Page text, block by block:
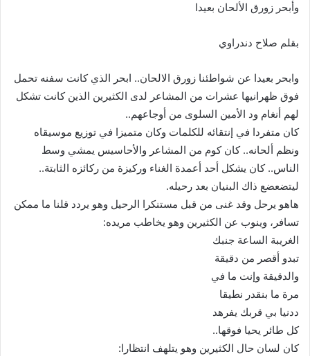
وأبحر زورق الألحان بعيدا
بقلم صلاح دندراوي
وابحر بعيدا عن شواطئنا زورق الالحان.. ابحر الذي كانت سفنه تحمل
فوق ظهرانيها عشرات من المشاعر لدى الكثيرين الذين كانت تشكل
لهم أنغام ود الأمين السلوى من أوجاعهم..
كان متفردا في إنتقائه للكلمات وكان متميزا في توزيع موسيقاه
ونظم ألحانه.. كان كوم من المشاعر والأحاسيس يمشي وسط
الناس.. كان يشكل أحد أعمدة الغناء وركيزة من ركائزه الثابتة..
ليتضعضع ذاك البنيان بعد رحيله.
هاهو يرحل وقد غنى من قبل مستنكرا الرحيل وهو يردد قلنا ما ممكن
تسافر، وينوب عن الكثيرين وهو يخاطب مريده:
الغريبة الساعة جنبك
تبدو أقصر من دقيقة
والدقيقة وإنت ما في
مرة ما بنقدر نطيقا
ددنيا بي قربك يفرهد
كل طائر يحيا فوقها..
كان لسان حال الكثيرين وهو يتلهف انتظارا: